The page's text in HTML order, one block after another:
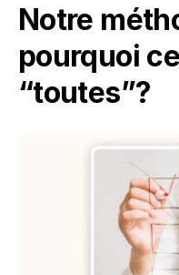
Notre
pourquoi
“toutes”?